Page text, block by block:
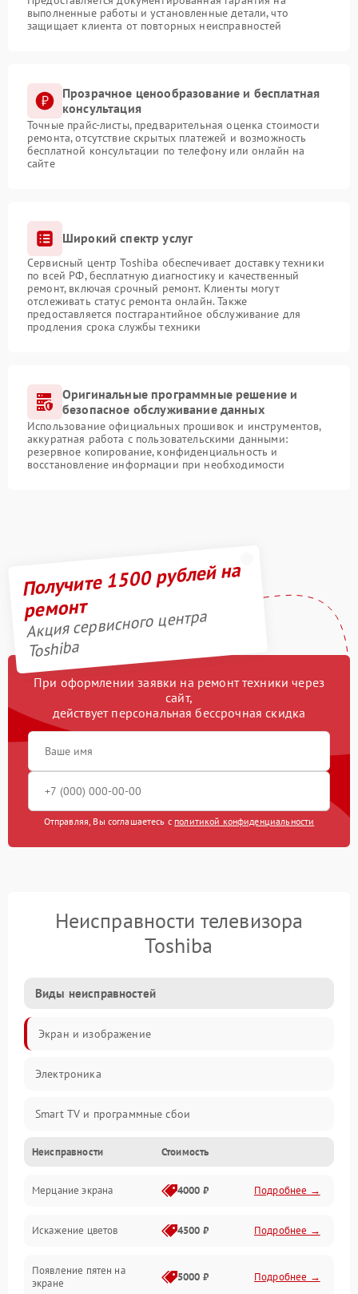
выполненные работы и установленные детали, что
защищает клиента от повторных неисправностей
Прозрачное ценообразование и бесплатная
консультация
Точные прайс-листы, предварительная оценка стоимости
ремонта, отсутствие скрытых платежей и возможность
бесплатной консультации по телефону или онлайн на
сайте
Широкий спектр услуг
Сервисный центр Toshiba обеспечивает доставку техники
по всей РФ, бесплатную диагностику и качественный
ремонт, включая срочный ремонт. Клиенты могут
отслеживать статус ремонта онлайн. Также
предоставляется постгарантийное обслуживание для
продления срока службы техники
Оригинальные программные решение и
безопасное обслуживание данных
Использование официальных прошивок и инструментов,
аккуратная работа с пользовательскими данными:
резервное копирование, конфиденциальность и
восстановление информации при необходимости
Получите 1500 рублей на
ремонт
Акция сервисного центра
Toshiba
При оформлении заявки на ремонт техники через
сайт,
действует персональная бессрочная скидка
Отправляя, Вы соглашаетесь с политикой конфиденциальности
Неисправности телевизора
Toshiba
Виды неисправностей
Экран и изображение
Электроника
Smart TV и программные сбои
Питание и запуск
Подсветка и LED-модули
Звук и аудиосистема
Сигнал и приём каналов
Неисправности Стоимость
Мерцание экрана 4000 ₽ Подробнее →
Искажение цветов 4500 ₽ Подробнее →
Появление пятен на
экране
5000 ₽ Подробнее →